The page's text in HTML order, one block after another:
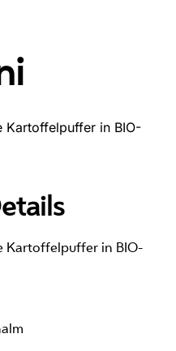
Kartoffelpuffer in BIO-
Kartoffelpuffer in BIO-